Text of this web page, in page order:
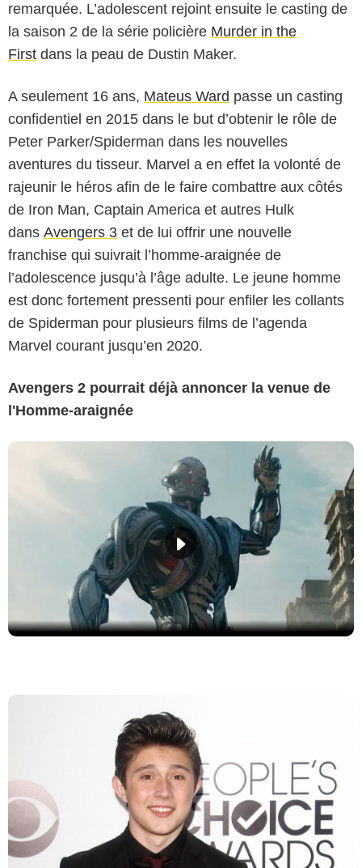
remarquée. L’adolescent rejoint ensuite le casting de
la saison 2 de la série policière Murder in the
First dans la peau de Dustin Maker.
A seulement 16 ans, Mateus Ward passe un casting
confidentiel en 2015 dans le but d’obtenir le rôle de
Peter Parker/Spiderman dans les nouvelles
aventures du tisseur. Marvel a en effet la volonté de
rajeunir le héros afin de le faire combattre aux côtés
de Iron Man, Captain America et autres Hulk
dans Avengers 3 et de lui offrir une nouvelle
franchise qui suivrait l’homme-araignée de
l’adolescence jusqu’à l’âge adulte. Le jeune homme
est donc fortement pressenti pour enfiler les collants
de Spiderman pour plusieurs films de l’agenda
Marvel courant jusqu’en 2020.
Avengers 2 pourrait déjà annoncer la venue de
l'Homme-araignée